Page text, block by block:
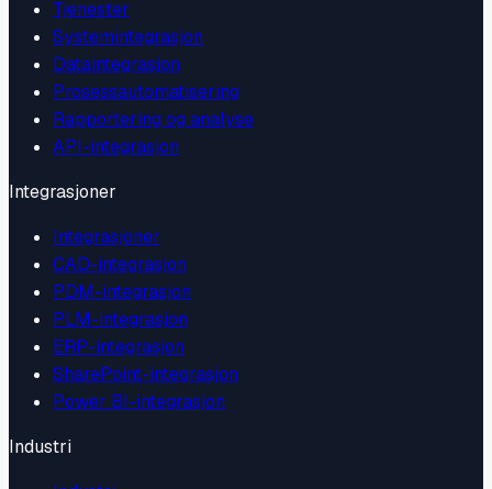
Tjenester
Systemintegrasjon
Dataintegrasjon
Prosessautomatisering
Rapportering og analyse
API-integrasjon
Integrasjoner
Integrasjoner
CAD-integrasjon
PDM-integrasjon
PLM-integrasjon
ERP-integrasjon
SharePoint-integrasjon
Power BI-integrasjon
Industri